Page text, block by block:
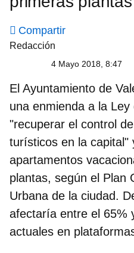
Compartir
Redacción
4 Mayo 2018, 8:47
El Ayuntamiento de
una enmienda a la
"recuperar el control
turísticos en la capital"
apartamentos
plantas, según el Plan
Urbana de la ciudad.
afectaría entre el 65%
actuales en